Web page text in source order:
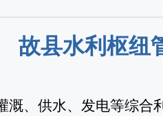
故县水利枢纽
、供水、发电等综合